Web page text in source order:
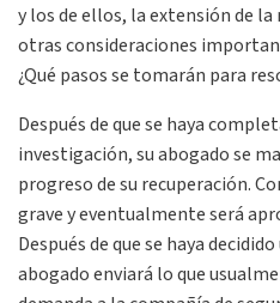
y los de ellos, la extensión de
otras consideraciones
¿Qué pasos se tomarán para
Después de que se haya
investigación, su abogado se
progreso de su recuperación.
grave y eventualmente será
Después de que se haya
abogado enviará lo que